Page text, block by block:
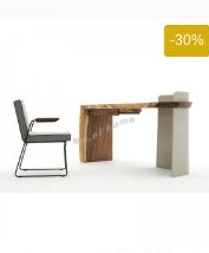
-30%